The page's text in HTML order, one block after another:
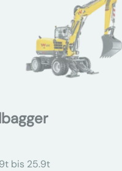
bis 25.9t